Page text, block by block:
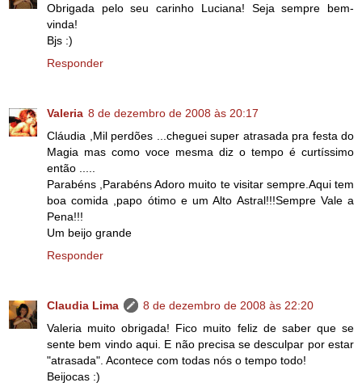
Obrigada pelo seu carinho Luciana! Seja sempre bem-
vinda!
Bjs :)
Responder
Valeria 8 de dezembro de 2008 às 20:17
Cláudia ,Mil perdões ...cheguei super atrasada pra festa do
Magia mas como voce mesma diz o tempo é curtíssimo
então .....
Parabéns ,Parabéns Adoro muito te visitar sempre.Aqui tem
boa comida ,papo ótimo e um Alto Astral!!!Sempre Vale a
Pena!!!
Um beijo grande
Responder
Claudia Lima
8 de dezembro de 2008 às 22:20
Valeria muito obrigada! Fico muito feliz de saber que se
sente bem vindo aqui. E não precisa se desculpar por estar
"atrasada". Acontece com todas nós o tempo todo!
Beijocas :)